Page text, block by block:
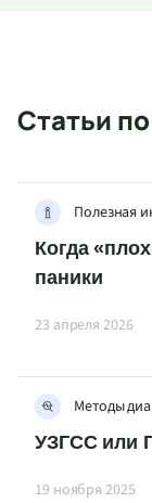
Статьи
Полезная
Когда
паники
23 апреля 2026
Методы
УЗГСС или
19 ноября 2025